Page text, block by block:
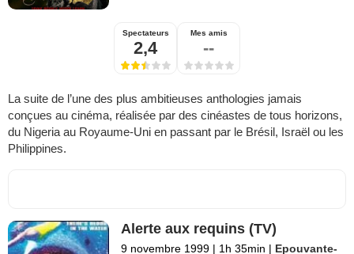
Spectateurs
2,4
Mes amis
--
La suite de l’une des plus ambitieuses anthologies jamais
conçues au cinéma, réalisée par des cinéastes de tous horizons,
du Nigeria au Royaume-Uni en passant par le Brésil, Israël ou les
Philippines.
Alerte aux requins (TV)
9 novembre 1999 | 1h 35min | Epouvante-